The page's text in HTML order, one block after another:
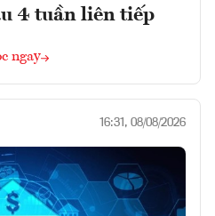
4 tuần liên tiếp
ngay
16:31, 08/08/2026